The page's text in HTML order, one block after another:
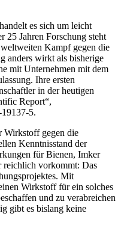
es sich um leicht
25 Jahren Forschung steht
Kampf gegen die
anders wirkt als bisherige
mit Unternehmen mit dem
Ihre ersten
in der heutigen
Report“,
5.
Wirkstoff gegen die
Kenntnisstand der
für Bienen, Imker
reichlich vorkommt: Das
Mit
Wirkstoff für ein solches
und zu verabreichen
gibt es bislang keine